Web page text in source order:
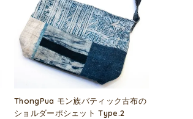
ThongPua モン族バティック古布の
ショルダーポシェット Type.2